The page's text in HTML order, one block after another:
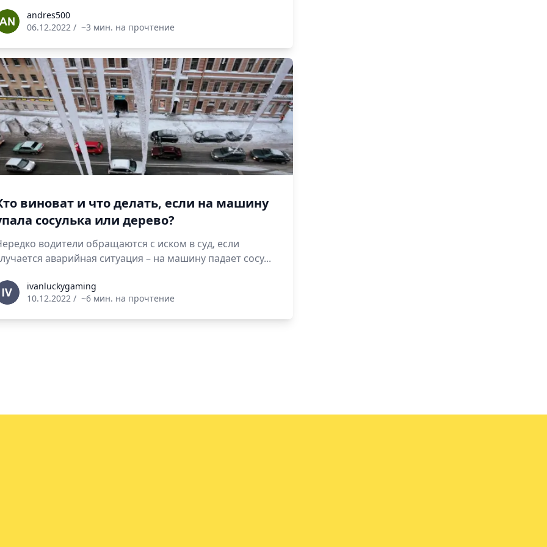
andres500
06.12.2022 / ~3 мин. на прочтение
виноват и что делать, если на машину
сосулька или дерево?
водители обращаются с иском в суд, если
аварийная ситуация – на машину падает сосу...
ivanluckygaming
10.12.2022 / ~6 мин. на прочтение